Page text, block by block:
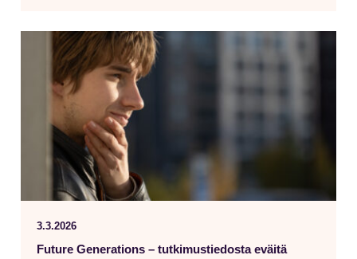
3.3.2026
Future Generations – tutkimustiedosta eväitä